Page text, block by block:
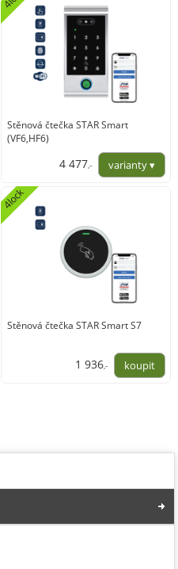
Stěnová čtečka STAR Smart
(VF6,HF6)
4 477,-
Stěnová čtečka STAR Smart S7
4lock
1 936,-